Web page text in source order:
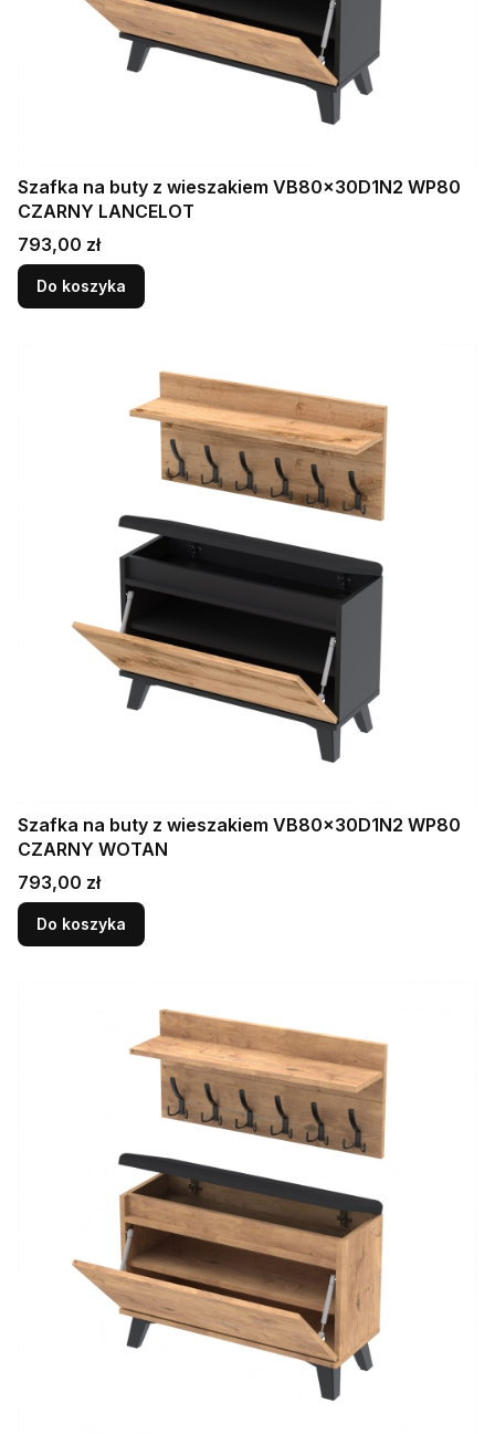
Szafka na buty z wieszakiem VB80x30D1N2 WP80
CZARNY LANCELOT
Cena
793,00 zł
Do koszyka
Szafka na buty z wieszakiem VB80x30D1N2 WP80
CZARNY WOTAN
Cena
793,00 zł
Do koszyka